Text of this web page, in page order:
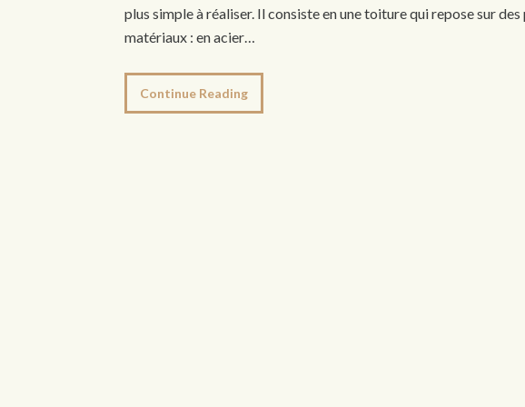
plus simple à réaliser. Il consiste en une toiture qui repose sur
matériaux : en acier…
Continue Reading